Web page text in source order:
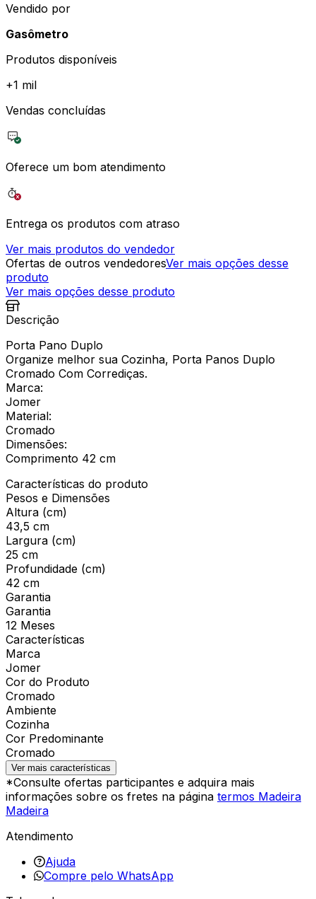
Vendido por
Gasômetro
Produtos disponíveis
+1 mil
Vendas concluídas
Oferece um bom atendimento
Entrega os produtos com atraso
Ver mais produtos do vendedor
Ofertas de outros vendedoresVer mais opções desse
produto
Ver mais opções desse produto
Descrição
Porta Pano Duplo
Organize melhor sua Cozinha, Porta Panos Duplo
Cromado Com Corrediças.
Marca:
Jomer
Material:
Cromado
Dimensões:
Comprimento 42 cm
Características do produto
Pesos e Dimensões
Altura (cm)
43,5 cm
Largura (cm)
25 cm
Profundidade (cm)
42 cm
Garantia
Garantia
12 Meses
Características
Marca
Jomer
Cor do Produto
Cromado
Ambiente
Cozinha
Cor Predominante
Cromado
Ver mais características
*Consulte ofertas participantes e adquira mais
informações sobre os fretes na página termos Madeira
Madeira
Atendimento
Ajuda
Compre pelo WhatsApp